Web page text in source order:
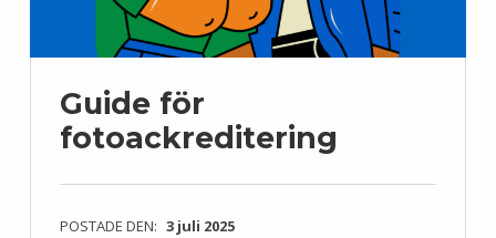
Guide för
fotoackreditering
POSTADE DEN: 3 juli 2025